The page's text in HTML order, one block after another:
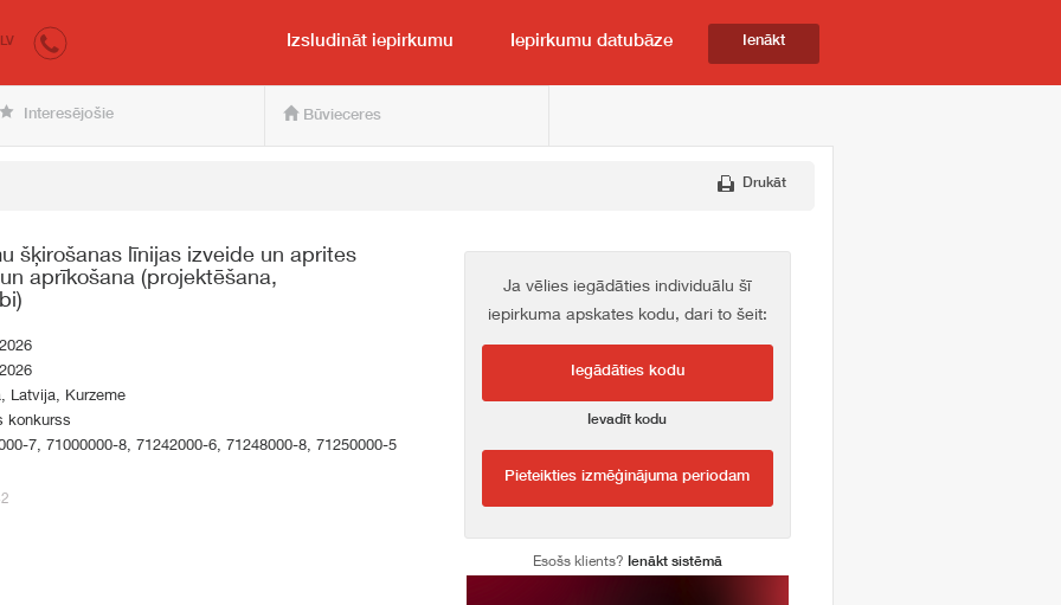
pircējam un pārdevējam
LV Izsludināt iepirkumu Iepirkumu datubāze Ienākt
Interesējošie Būvieceres
Drukāt
šķirošanas līnijas izveide un aprites
aprīkošana (projektēšana,
Latvija, Kurzeme
konkurss
7, 71000000-8, 71242000-6, 71248000-8, 71250000-5
Ja vēlies iegādāties individuālu šī
iepirkuma apskates kodu, dari to šeit:
Iegādāties kodu
Ievadīt kodu
Pieteikties izmēģinājuma periodam
Esošs klients? Ienākt sistēmā